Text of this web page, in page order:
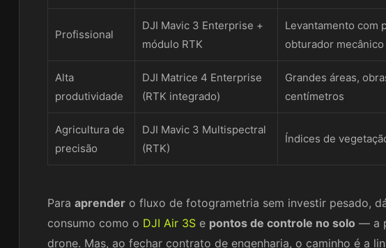
Profissional
DJI Mavic 3 Enterprise +
módulo RTK
Levantamento com
obturador mecânico
Alta
produtividade
DJI Matrice 4 Enterprise
(RTK integrado)
Grandes áreas,
centímetros
Agricultura de
precisão
DJI Mavic 3 Multispectral
(RTK)
Índices de
Para aprender o fluxo de fotogrametria sem investir pesado,
consumo como o DJI Air 3S e pontos de controle no solo — a
drone. Mas, ao fechar contrato de engenharia, o caminho é a